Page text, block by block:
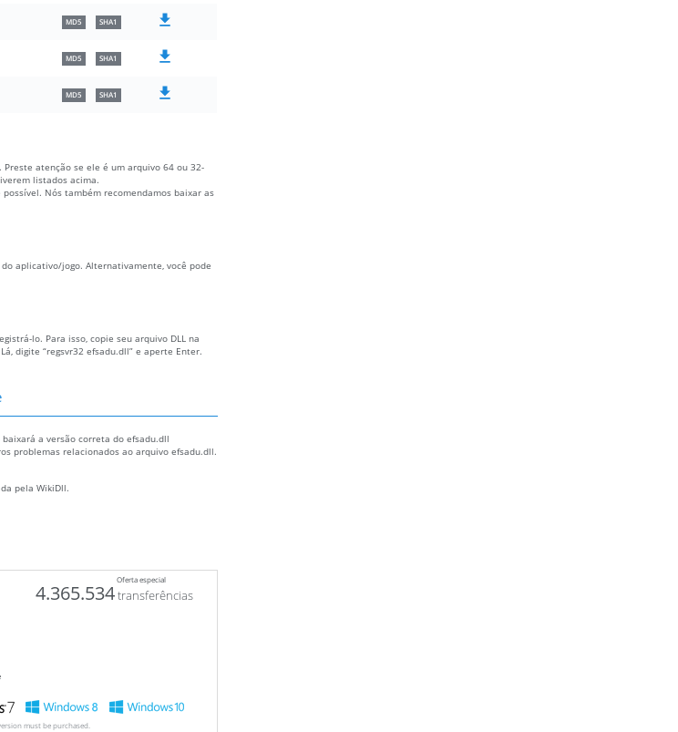
MD5 SHA1
MD5 SHA1
MD5 SHA1
atenção se ele é um arquivo 64 ou 32-
listados acima.
Nós também recomendamos baixar as
aplicativo/jogo. Alternativamente, você pode
lo. Para isso, copie seu arquivo DLL na
digite “regsvr32 efsadu.dll” e aperte Enter.
a versão correta do efsadu.dll
problemas relacionados ao arquivo efsadu.dll.
pela WikiDll.
Oferta especial
4.365.534transferências
must be purchased.